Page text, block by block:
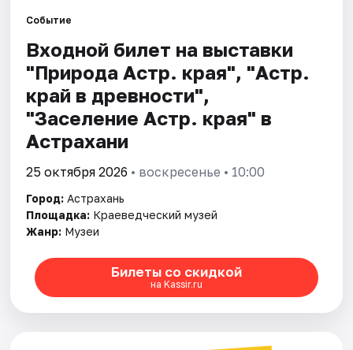
Событие
Входной билет на выставки
"Природа Астр. края", "Астр.
край в древности",
"Заселение Астр. края" в
Астрахани
25 октября 2026 • воскресенье • 10:00
Город: Астрахань
Площадка: Краеведческий музей
Жанр: Музеи
Билеты со скидкой
на Kassir.ru